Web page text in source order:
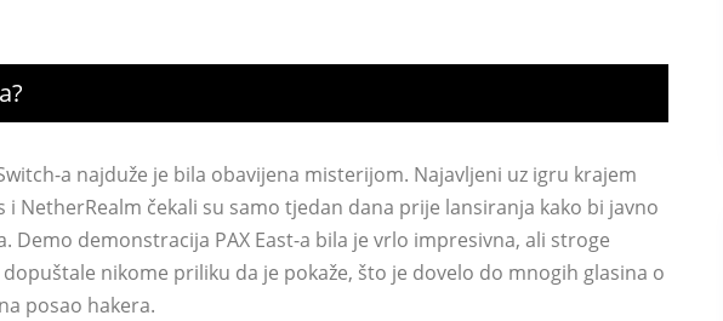
a najduže je bila obavijena misterijom. Najavljeni uz igru ​​krajem
i NetherRealm čekali su samo tjedan dana prije lansiranja kako bi javno
Demo demonstracija PAX East-a bila je vrlo impresivna, ali stroge
nikome priliku da je pokaže, što je dovelo do mnogih glasina o
posao hakera.